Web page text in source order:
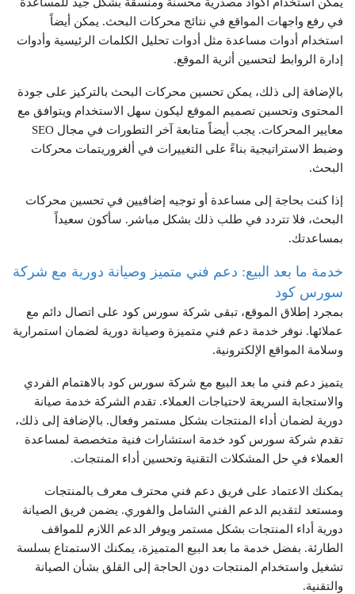
في رفع واجهات المواقع في نتائج محركات البحث. يمكن أيضاً
استخدام أدوات مساعدة مثل أدوات تحليل الكلمات الرئيسية وأدوات
إدارة الروابط لتحسين أثرية الموقع.
بالإضافة إلى ذلك، يمكن تحسين محركات البحث بالتركيز على جودة
المحتوى وتحسين تصميم الموقع ليكون سهل الاستخدام ويتوافق مع
معايير المحركات. يجب أيضاً متابعة آخر التطورات في مجال SEO
وضبط الاستراتيجية بناءً على التغييرات في ألغروريتمات محركات
البحث.
إذا كنت بحاجة إلى مساعدة أو توجيه إضافيين في تحسين محركات
البحث، فلا تتردد في طلب ذلك بشكل مباشر. سأكون سعيداً
بمساعدتك.
خدمة ما بعد البيع: دعم فني متميز وصيانة دورية مع شركة
سورس كود
بمجرد إطلاق الموقع، تبقى شركة سورس كود على اتصال دائم مع
عملائها. نوفر خدمة دعم فني متميزة وصيانة دورية لضمان استمرارية
وسلامة المواقع الإلكترونية.
يتميز دعم فني ما بعد البيع مع شركة سورس كود بالاهتمام الفردي
والاستجابة السريعة لاحتياجات العملاء. تقدم الشركة خدمة صيانة
دورية لضمان أداء المنتجات بشكل مستمر وفعال. بالإضافة إلى ذلك،
تقدم شركة سورس كود خدمة استشارات فنية متخصصة لمساعدة
العملاء في حل المشكلات التقنية وتحسين أداء المنتجات.
يمكنك الاعتماد على فريق دعم فني محترف معرف بالمنتجات
ومستعد لتقديم الدعم الفني الشامل والفوري. يضمن فريق الصيانة
دورية أداء المنتجات بشكل مستمر ويوفر الدعم اللازم للمواقف
الطارئة. بفضل خدمة ما بعد البيع المتميزة، يمكنك الاستمتاع بسلسة
تشغيل واستخدام المنتجات دون الحاجة إلى القلق بشأن الصيانة
والتقنية.